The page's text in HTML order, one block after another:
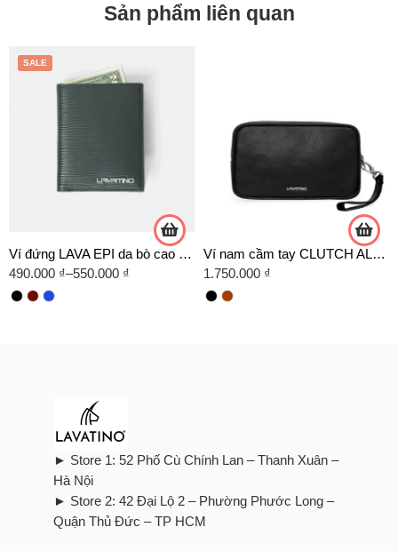
Sản phẩm liên quan
SALE
Ví đứng LAVA EPI da bò cao cấp
490.000 ₫–550.000 ₫
Ví nam cầm tay CLUTCH ALBER da bò chính hãng Lavatino [CLB10]
1.750.000 ₫
► Store 1: 52 Phố Cù Chính Lan – Thanh Xuân –
Hà Nội
► Store 2: 42 Đại Lộ 2 – Phường Phước Long –
Quận Thủ Đức – TP HCM